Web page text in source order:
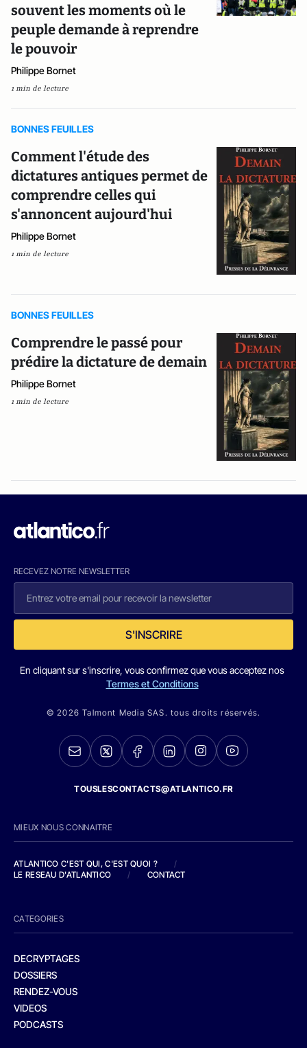
souvent les moments où le
peuple demande à reprendre
le pouvoir
Philippe Bornet
1 min de lecture
BONNES FEUILLES
Comment l'étude des
dictatures antiques permet de
comprendre celles qui
s'annoncent aujourd'hui
Philippe Bornet
1 min de lecture
BONNES FEUILLES
Comprendre le passé pour
prédire la dictature de demain
Philippe Bornet
1 min de lecture
RECEVEZ NOTRE NEWSLETTER
S'INSCRIRE
En cliquant sur s'inscrire, vous confirmez que vous acceptez nos
Termes et Conditions
© 2026 Talmont Media SAS. tous droits réservés.
TOUSLESCONTACTS@ATLANTICO.FR
MIEUX NOUS CONNAITRE
ATLANTICO C'EST QUI, C'EST QUOI ?
/
LE RESEAU D'ATLANTICO
/ CONTACT
CATEGORIES
DECRYPTAGES
DOSSIERS
RENDEZ-VOUS
VIDEOS
PODCASTS